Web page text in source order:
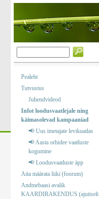
Pealeht
Tutvustus
Juhendvideod
Infot loodusvaatlejale ning
käimasolevad kampaaniad
📢 Uus imetajate levikuatlas
📢 Aasta orhidee vaatluste
kogumine
📢 Loodusvaatluste äpp
Aita määrata liiki (foorum)
Andmebaasi avalik
KAARDIRAKENDUS (ajutiselt